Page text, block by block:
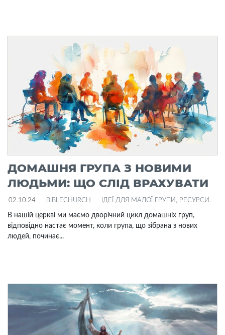
ДОМАШНЯ ГРУПА З НОВИМИ
ЛЮДЬМИ: ЩО СЛІД ВРАХУВАТИ
02.10.24 BIBLECHURCH ІДЕЇ ДЛЯ МАЛОЇ ГРУПИ , РЕСУРСИ .
В нашій церкві ми маємо дворічний цикл домашніх груп,
відповідно настає момент, коли група, що зібрана з нових
людей, починає...